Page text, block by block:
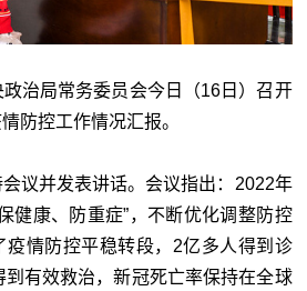
治局常务委员会今日（16日）召开
防控工作情况汇报。
议并发表讲话。会议指出：2022年
健康、防重症”，不断优化调整防控
疫情防控平稳转段，2亿多人得到诊
有效救治，新冠死亡率保持在全球